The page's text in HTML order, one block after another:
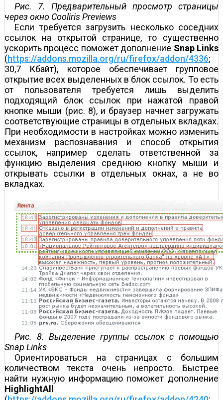
Рис. 7. Предварительный просмотр страницы
через окно Cooliris Previews
Если требуется загрузить несколько соседних
ссылок на открытой странице, то существенно
ускорить процесс поможет дополнение Snap Links
(https://addons.mozilla.org/ru/firefox/addon/4336;
30,7 Кбайт), которое обеспечивает групповое
открытие всех выделенных в блок ссылок. То есть
от пользователя требуется лишь выделить
подходящий блок ссылок при нажатой правой
кнопке мыши (рис. 8), и браузер начнет загружать
соответствующие страницы в отдельных вкладках.
При необходимости в настройках можно изменить
механизм распознавания и способ открытия
ссылок, например сделать ответственной за
функцию выделения среднюю кнопку мыши и
открывать ссылки в отдельных окнах, а не во
вкладках.
Рис. 8. Выделение группы ссылок с помощью
Snap Links
Ориентироваться на страницах с большим
количеством текста очень непросто. Быстрее
найти нужную информацию поможет дополнение
HighlightAll